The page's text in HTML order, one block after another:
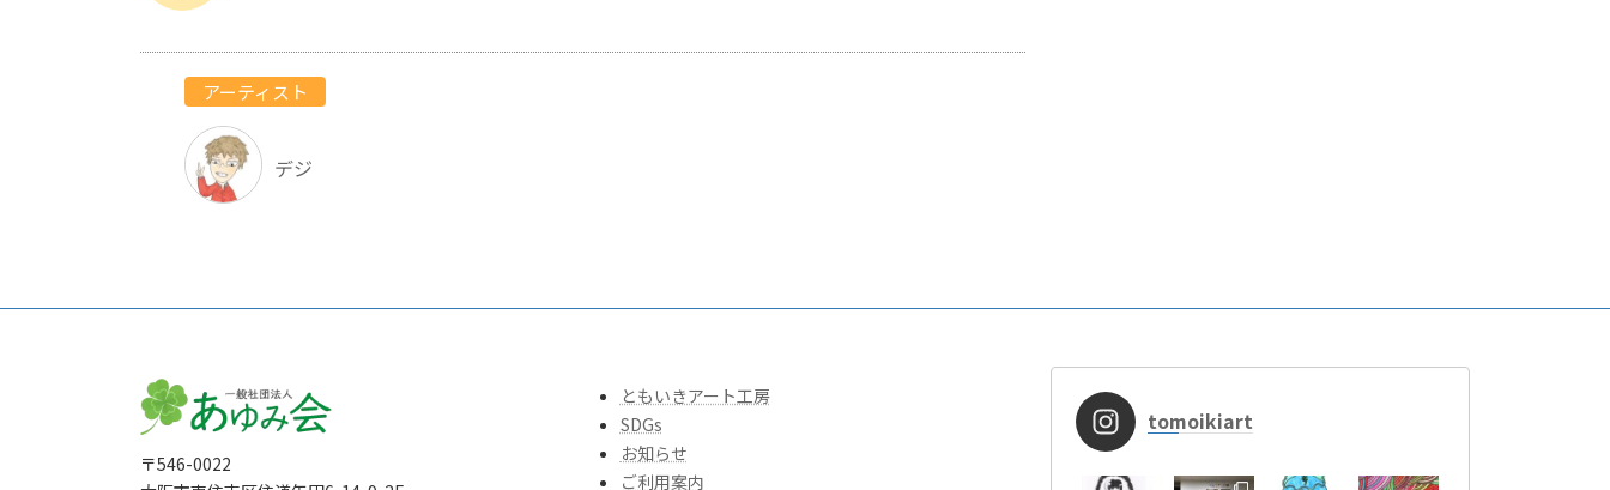
アーティスト
デジ
〒546-0022
ともいきアート工房
SDGs
お知らせ
ご利用案内
tomoikiart